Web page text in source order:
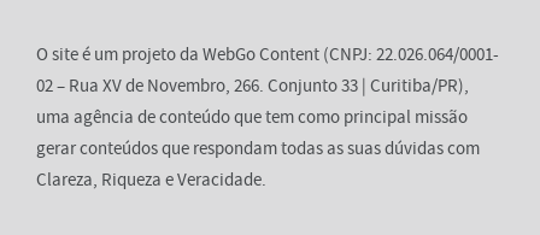
O site é um projeto da WebGo Content (CNPJ: 22.026.064/0001-
02 – Rua XV de Novembro, 266. Conjunto 33 | Curitiba/PR),
uma agência de conteúdo que tem como principal missão
gerar conteúdos que respondam todas as suas dúvidas com
Clareza, Riqueza e Veracidade.